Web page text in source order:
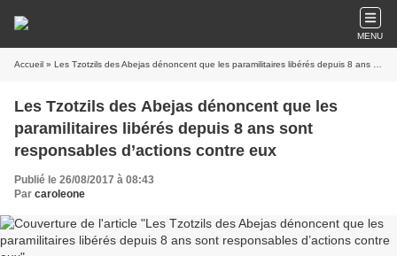
MENU
Accueil » Les Tzotzils des Abejas dénoncent que les paramilitaires libérés depuis 8 ans sont responsables d’actions contre eux
Les Tzotzils des Abejas dénoncent que les
paramilitaires libérés depuis 8 ans sont
responsables d’actions contre eux
Publié le 26/08/2017 à 08:43
Par caroleone